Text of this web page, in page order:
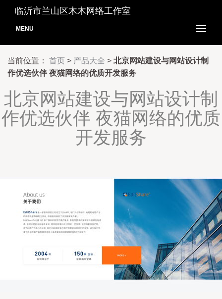
临沂市兰山区木木网络工作室
MENU
当前位置： 首页 > 产品大全 > 北京网站建设与网站设计制
作优选伙伴 夜猫网络的优质开发服务
北京网站建设与网站设计制
作优选伙伴 夜猫网络的优质
开发服务